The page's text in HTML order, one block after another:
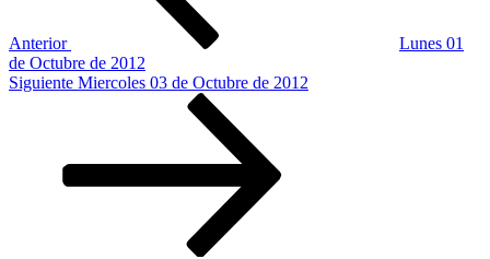
Anterior
Lunes 01
de Octubre de 2012
Siguiente
Siguiente Miercoles 03 de Octubre de 2012